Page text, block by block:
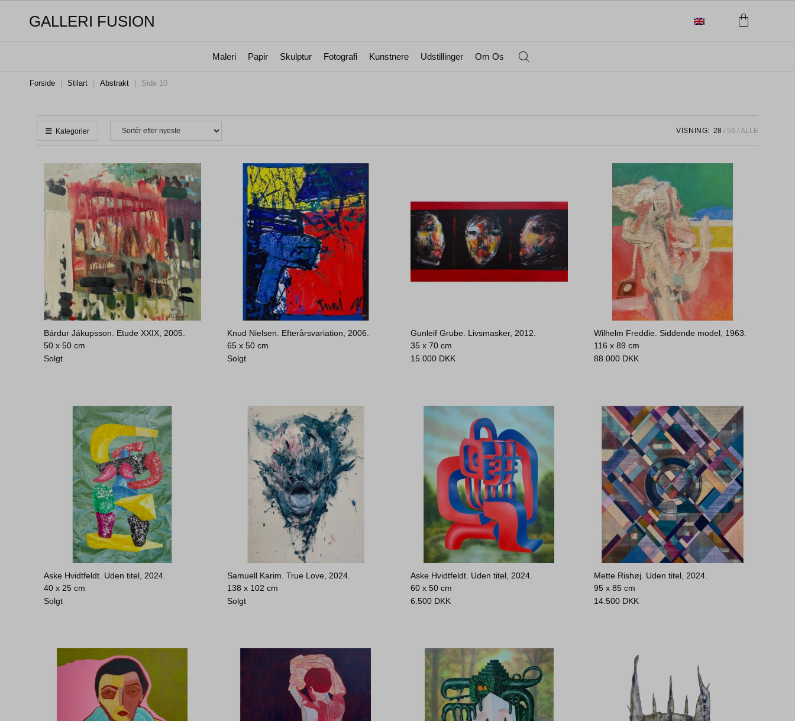
GALLERI FUSION
Maleri Papir Skulptur Fotografi Kunstnere Udstillinger Om Os
Forside Stilart Abstrakt Side 10
Kategorier VISNING: 28 56 ALLE
Bárdur Jákupsson. Etude XXIX, 2005.
50 x 50 cm
Solgt
Knud Nielsen. Efterårsvariation, 2006.
65 x 50 cm
Solgt
Gunleif Grube. Livsmasker, 2012.
35 x 70 cm
15.000 DKK
Wilhelm Freddie. Siddende model, 1963.
116 x 89 cm
88.000 DKK
Aske Hvidtfeldt. Uden titel, 2024.
40 x 25 cm
Solgt
Samuell Karim. True Love, 2024.
138 x 102 cm
Solgt
Aske Hvidtfeldt. Uden titel, 2024.
60 x 50 cm
6.500 DKK
Mette Rishøj. Uden titel, 2024.
95 x 85 cm
14.500 DKK